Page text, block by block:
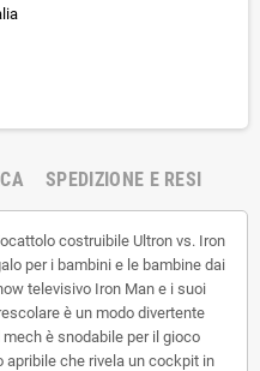
SPEDIZIONE E RESI
costruibile Ultron vs. Iron
per i bambini e le bambine dai
televisivo Iron Man e i suoi
è un modo divertente
è snodabile per il gioco
che rivela un cockpit in